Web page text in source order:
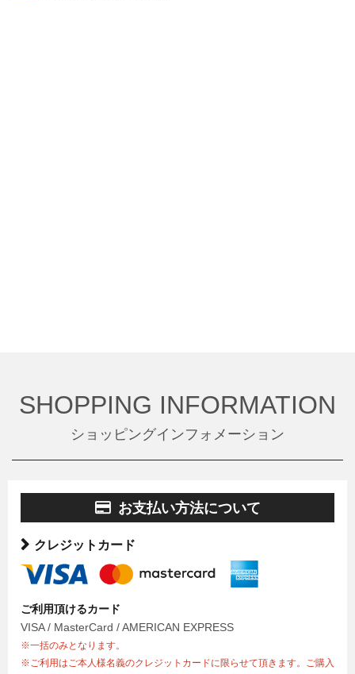
SHOPPING INFORMATION
ショッピングインフォメーション
お支払い方法について
クレジットカード
ご利用頂けるカード
VISA / MasterCard / AMERICAN EXPRESS
※一括のみとなります。
※ご利用はご本人様名義のクレジットカードに限らせて頂きます。ご購入